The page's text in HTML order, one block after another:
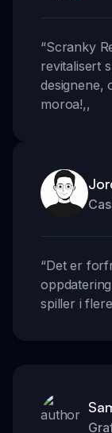
“Scranky
revitalisert
designene,
moroa!,,
“Det er
spiller i